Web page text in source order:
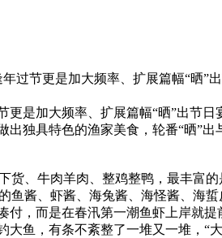
过节更是加大频率、扩展篇幅“晒
更是加大频率、扩展篇幅“晒”出节
独具特色的渔家美食，轮番“晒”出
货、牛肉羊肉、整鸡整鸭，最丰富
酱、虾酱、海兔酱、海怪酱、海
付，而是在春汛第一潮鱼虾上岸就
鱼，有条不紊整了一堆又一堆，“